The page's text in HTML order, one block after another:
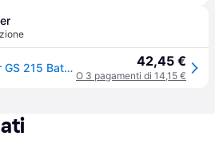
Bilance da bagno Beurer GS 215 Bateaux - Bleu 42,45 €
O 3 pagamenti di 14,15 €